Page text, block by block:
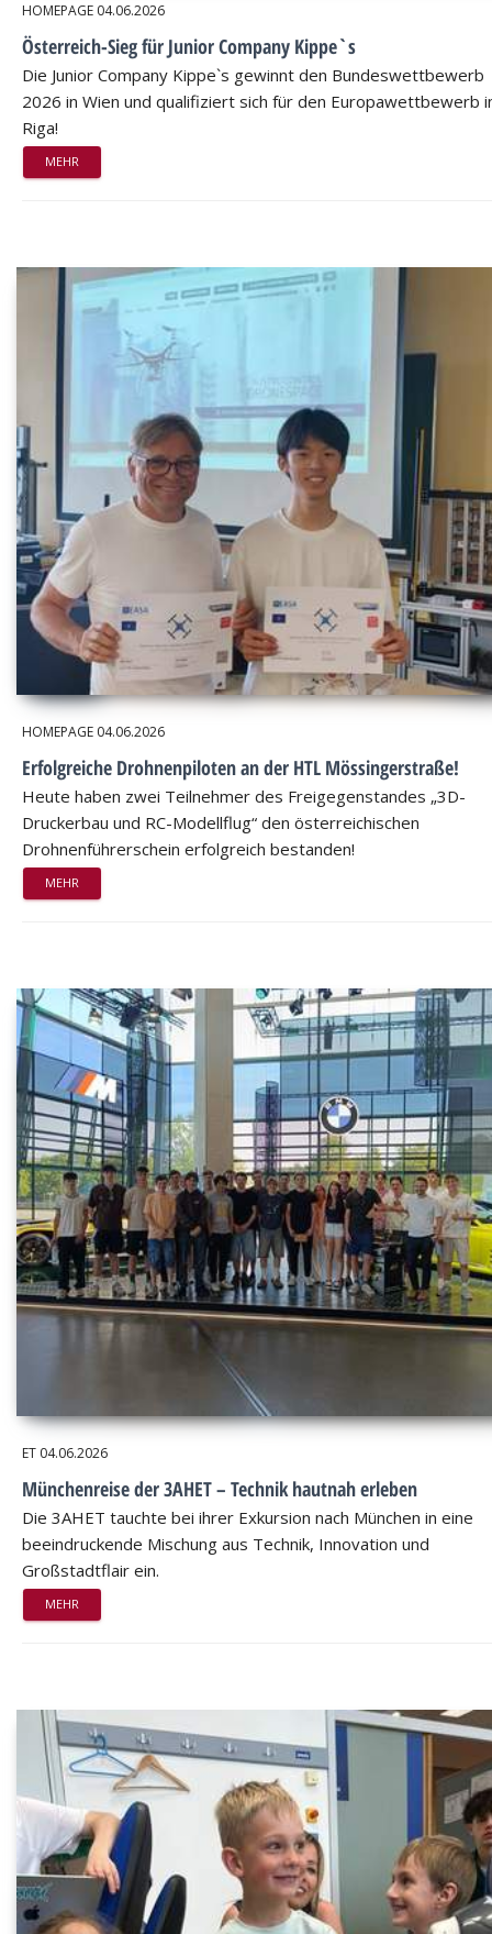
HOMEPAGE 04.06.2026
Österreich-Sieg für Junior Company Kippe`s
Die Junior Company Kippe`s gewinnt den Bundeswettbewerb
2026 in Wien und qualifiziert sich für den Europawettbewerb
Riga!
MEHR
HOMEPAGE 04.06.2026
Erfolgreiche Drohnenpiloten an der HTL Mössingerstraße!
Heute haben zwei Teilnehmer des Freigegenstandes „3D-
Druckerbau und RC-Modellflug“ den österreichischen
Drohnenführerschein erfolgreich bestanden!
MEHR
ET 04.06.2026
Münchenreise der 3AHET – Technik hautnah erleben
Die 3AHET tauchte bei ihrer Exkursion nach München in eine
beeindruckende Mischung aus Technik, Innovation und
Großstadtflair ein.
MEHR